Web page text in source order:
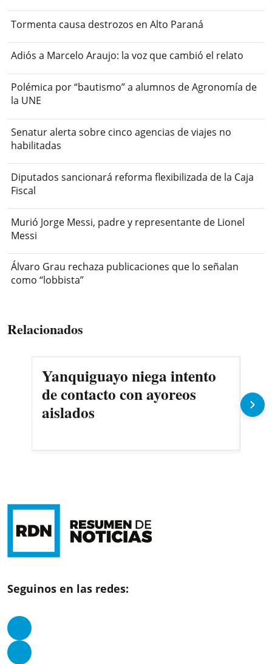
Tormenta causa destrozos en Alto Paraná
Adiós a Marcelo Araujo: la voz que cambió el relato
Polémica por “bautismo” a alumnos de Agronomía de
la UNE
Senatur alerta sobre cinco agencias de viajes no
habilitadas
Diputados sancionará reforma flexibilizada de la Caja
Fiscal
Murió Jorge Messi, padre y representante de Lionel
Messi
Álvaro Grau rechaza publicaciones que lo señalan
como “lobbista”
Relacionados
Yanquiguayo niega intento
de contacto con ayoreos
aislados
Seguinos en las redes: